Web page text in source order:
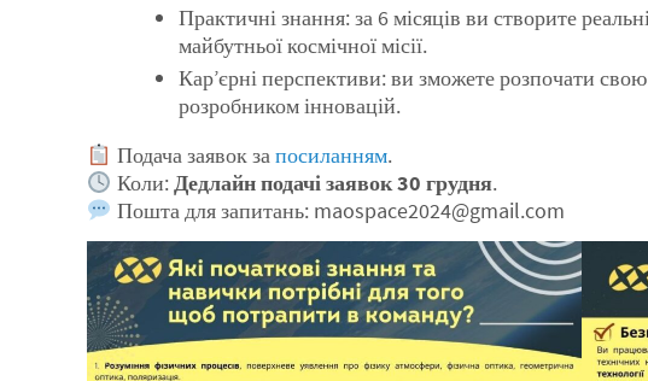
Практичні знання: за 6 місяців ви створите
майбутньої космічної місії.
Кар’єрні перспективи: ви зможете розпочати
розробником інновацій.
Подача заявок запосиланням.
Коли:Дедлайн подачі заявок 30 грудня.
Пошта для запитань: maospace2024@gmail.com